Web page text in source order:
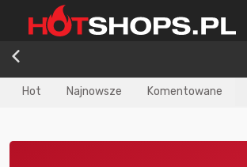
Hot Najnowsze Komentowane